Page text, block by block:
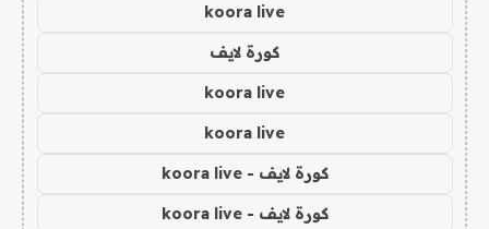
koora live
كورة لايف
koora live
koora live
كورة لايف - koora live
كورة لايف - koora live